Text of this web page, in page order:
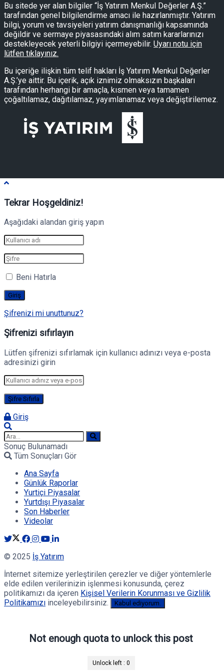
Bu sitede yer alan bilgiler “İş Yatırım Menkul Değerler A.Ş.”
tarafından genel bilgilendirme amacı ile hazırlanmıştır. Yatırım
bilgi, yorum ve tavsiyeleri yatırım danışmanlığı kapsamında
değildir ve sermaye piyasasındaki alım satım kararlarınızı
destekleyecek yeterli bilgiyi içermeyebilir. Uyarı notu için
lütfen tıklayınız.
Bu içeriğe ilişkin tüm telif hakları İş Yatırım Menkul Değerler
A.Ş.’ye aittir. Bu içerik, açık iznimiz olmaksızın başkaları
tarafından herhangi bir amaçla, kısmen veya tamamen
çoğaltılamaz, dağıtılamaz, yayımlanamaz veya değiştirilemez.
Tekrar Hoşgeldiniz!
Aşağıdaki alandan giriş yapın
Beni Hatırla
Şifrenizi mi unuttunuz?
Şifrenizi sıfırlayın
Lütfen şifrenizi sıfırlamak için kullanıcı adınızı veya e-posta
adresinizi girin
Giriş
Sonuç Bulunamadı
Tüm Sonuçları Gör
Ana Sayfa
Günlük Raporlar
Yurtiçi Piyasalar
Yurtdışı Piyasalar
Son Haberler
Videolar
© 2025 İş Yatırım
İnternet sitemize yerleştirilen çerezler ve diğer yöntemlerle
elde edilen verilerinizin işlenmesi konusunda, çerez
politikamızı da içeren Kişisel Verilerin Korunması ve Gizlilik
Politikamızı inceleyebilirsiniz. Kabul ediyorum.
Not enough quota to unlock this post
Unlock left : 0